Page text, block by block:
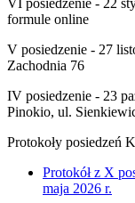
formule online
V posiedzenie - 27
Zachodnia 76
IV posiedzenie - 23
Pinokio, ul.
Protokoły posiedzeń
Protokół z X
maja 2026 r.